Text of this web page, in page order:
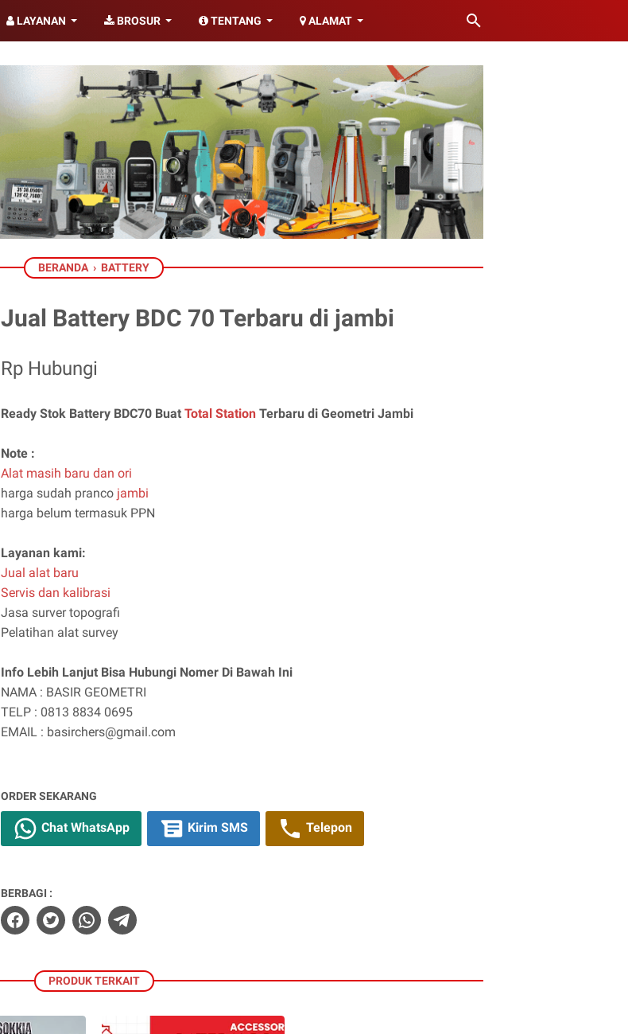
LAYANAN BROSUR TENTANG ALAMAT
BERANDA › BATTERY
Jual Battery BDC 70 Terbaru di jambi
Rp Hubungi
Ready Stok Battery BDC70 Buat Total Station Terbaru di Geometri Jambi
Note :
Alat masih baru dan ori
harga sudah pranco jambi
harga belum termasuk PPN
Layanan kami:
Jual alat baru
Servis dan kalibrasi
Jasa surver topografi
Pelatihan alat survey
Info Lebih Lanjut Bisa Hubungi Nomer Di Bawah Ini
NAMA : BASIR GEOMETRI
TELP : 0813 8834 0695
EMAIL : basirchers@gmail.com
ORDER SEKARANG
Chat WhatsApp Kirim SMS Telepon
BERBAGI :
PRODUK TERKAIT